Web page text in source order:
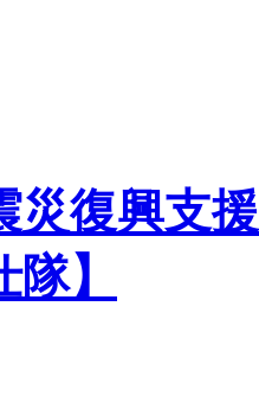
災復興
】